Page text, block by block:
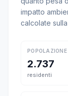
impatto
calcolate
POPOLAZIONE
2.737
residenti